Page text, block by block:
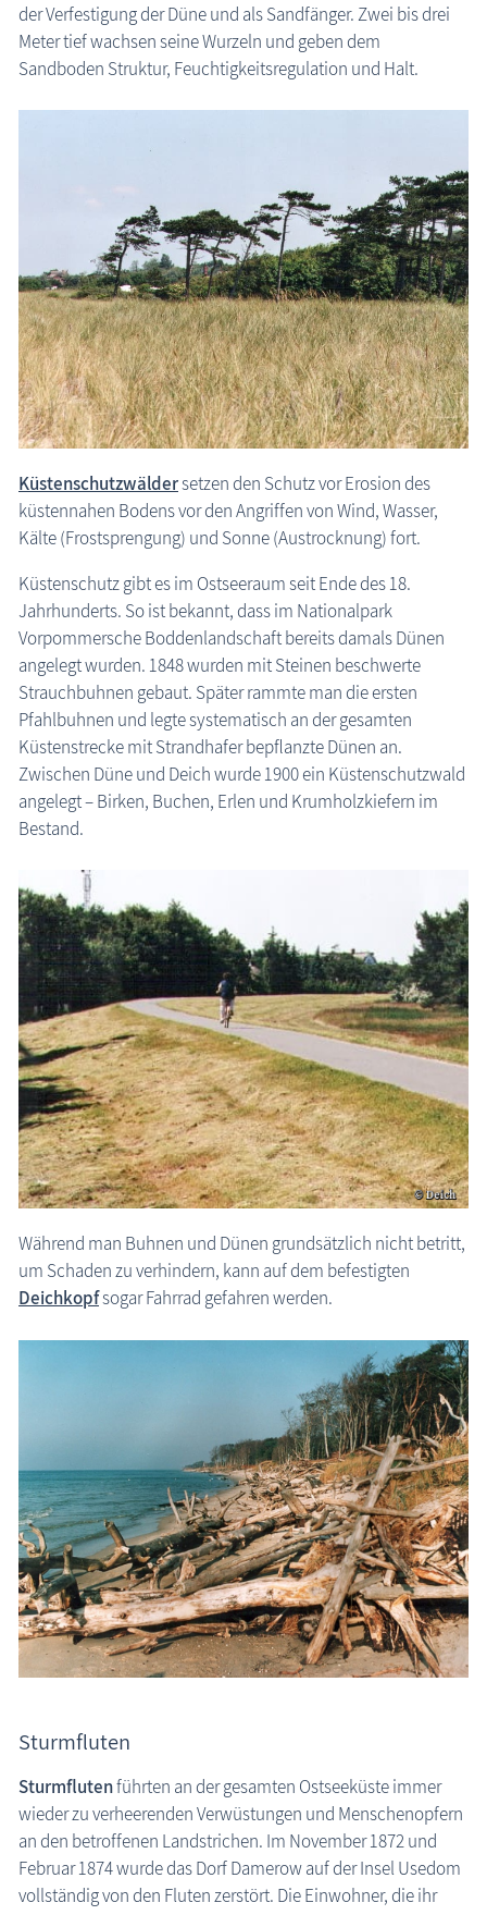
der Verfestigung der Düne und als Sandfänger. Zwei bis drei
Meter tief wachsen seine Wurzeln und geben dem
Sandboden Struktur, Feuchtigkeitsregulation und Halt.
Küstenschutzwäldersetzen den Schutz vor Erosion des
küstennahen Bodens vor den Angriffen von Wind, Wasser,
Kälte (Frostsprengung) und Sonne (Austrocknung) fort.
Küstenschutz gibt es im Ostseeraum seit Ende des 18.
Jahrhunderts. So ist bekannt, dass im Nationalpark
Vorpommersche Boddenlandschaft bereits damals Dünen
angelegt wurden. 1848 wurden mit Steinen beschwerte
Strauchbuhnen gebaut. Später rammte man die ersten
Pfahlbuhnen und legte systematisch an der gesamten
Küstenstrecke mit Strandhafer bepflanzte Dünen an.
Zwischen Düne und Deich wurde 1900 ein Küstenschutzwald
angelegt – Birken, Buchen, Erlen und Krumholzkiefern im
Bestand.
Während man Buhnen und Dünen grundsätzlich nicht betritt,
um Schaden zu verhindern, kann auf dem befestigten
Deichkopfsogar Fahrrad gefahren werden.
Sturmfluten
Sturmflutenführten an der gesamten Ostseeküste immer
wieder zu verheerenden Verwüstungen und Menschenopfern
an den betroffenen Landstrichen. Im November 1872 und
Februar 1874 wurde das Dorf Damerow auf der Insel Usedom
vollständig von den Fluten zerstört. Die Einwohner, die ihr